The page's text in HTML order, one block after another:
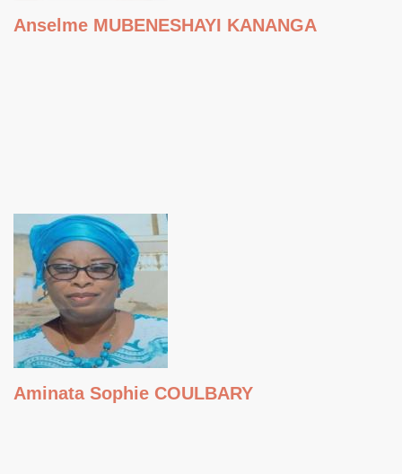
Anselme MUBENESHAYI KANANGA
Aminata Sophie COULBARY